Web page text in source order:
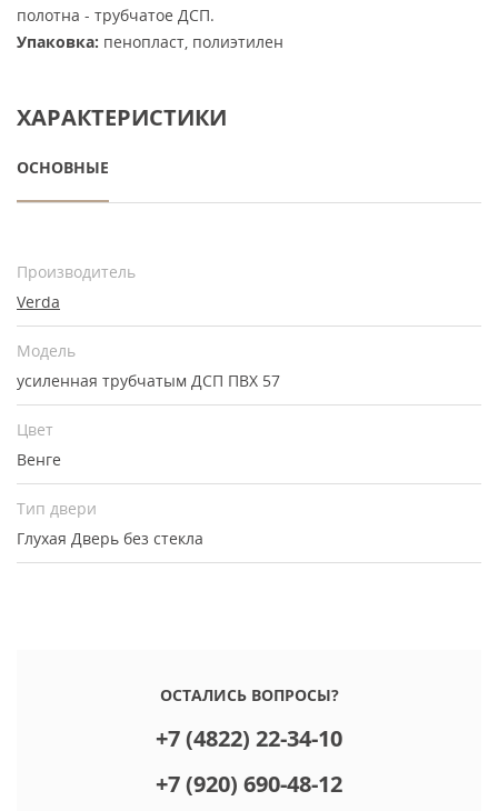
полотна - трубчатое ДСП.
Упаковка: пенопласт, полиэтилен
ХАРАКТЕРИСТИКИ
ОСНОВНЫЕ
Производитель
Verda
Модель
усиленная трубчатым ДСП ПВХ 57
Цвет
Венге
Тип двери
Глухая Дверь без стекла
ОСТАЛИСЬ ВОПРОСЫ?
+7 (4822) 22-34-10
+7 (920) 690-48-12